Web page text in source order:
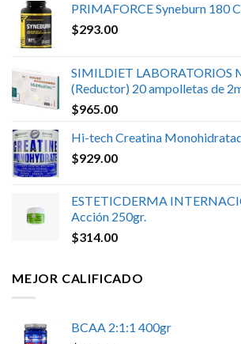
PRIMAFORCE Syneburn 180
$293.00
SIMILDIET LABORATORIOS
(Reductor) 20 ampolletas de
$965.00
Hi-tech Creatina
$929.00
ESTETICDERMA
Acción 250gr.
$314.00
MEJOR CALIFICADO
BCAA 2:1:1 400gr